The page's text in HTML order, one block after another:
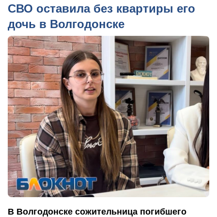
СВО оставила без квартиры его
дочь в Волгодонске
В Волгодонске сожительница погибшего